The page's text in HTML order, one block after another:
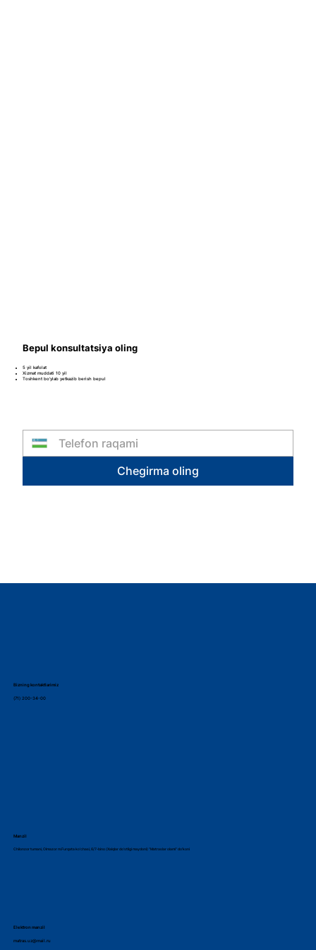
Bepul konsultatsiya oling
5 yil kafolat
Xizmat muddati 10 yil
Toshkent bo'ylab yetkazib berish bepul
Chegirma oling
Bizning kontaktlarimiz
(71) 200-34-00
Elektron manzil
matras.uz@mail.ru
Manzil
Chilonzor tumani, Olmazor m.Furqata ko‘chasi, 6/7-bino (Xalqlar do‘stligi maydoni) “Matraslar olami” do‘koni